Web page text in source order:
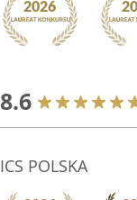
8.6
ICS POLSKA